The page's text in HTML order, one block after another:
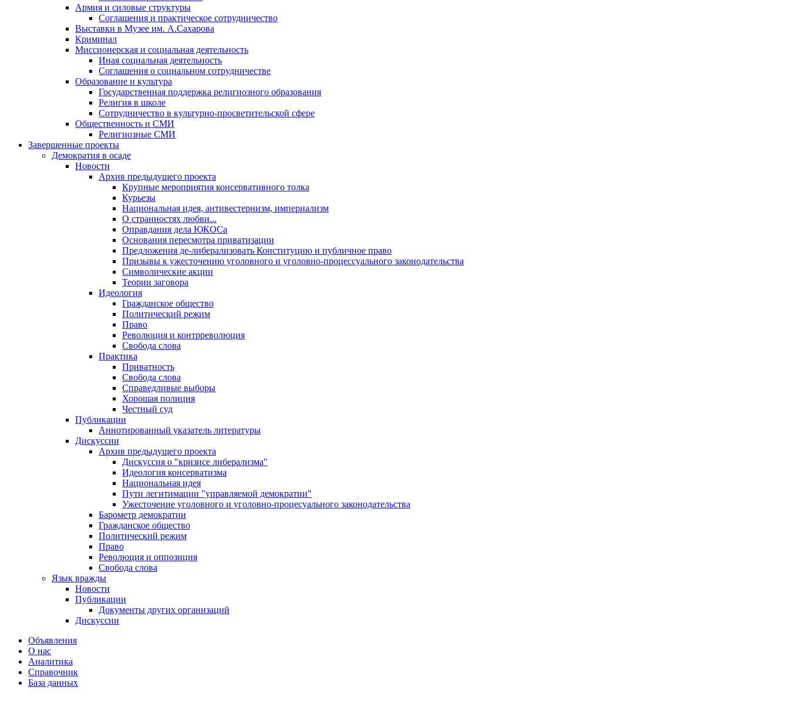
Армия и силовые структуры
Соглашения и практическое сотрудничество
Выставки в Музее им. А.Сахарова
Криминал
Миссионерская и социальная деятельность
Иная социальная деятельность
Соглашения о социальном сотрудничестве
Образование и культура
Государственная поддержка религиозного образования
Религия в школе
Сотрудничество в культурно-просветительской сфере
Общественность и СМИ
Религиозные СМИ
Завершенные проекты
Демократия в осаде
Новости
Архив предыдущего проекта
Крупные мероприятия консервативного толка
Курьезы
Национальная идея, антивестернизм, империализм
О странностях любви...
Оправдания дела ЮКОСа
Основания пересмотра приватизации
Предложения де-либерализовать Конституцию и публичное право
Призывы к ужесточению уголовного и уголовно-процессуального законодательства
Символические акции
Теории заговора
Идеология
Гражданское общество
Политический режим
Право
Революция и контрреволюция
Свобода слова
Практика
Приватность
Свобода слова
Справедливые выборы
Хорошая полиция
Честный суд
Публикации
Аннотированный указатель литературы
Дискуссии
Архив предыдущего проекта
Дискуссия о "кризисе либерализма"
Идеология консерватизма
Национальная идея
Пути легитимации "управляемой демократии"
Ужесточение уголовного и уголовно-процесуального законодательства
Барометр демократии
Гражданское общество
Политический режим
Право
Революция и оппозиция
Свобода слова
Язык вражды
Новости
Публикации
Документы других организаций
Дискуссии
Объявления
О нас
Аналитика
Справочник
База данных